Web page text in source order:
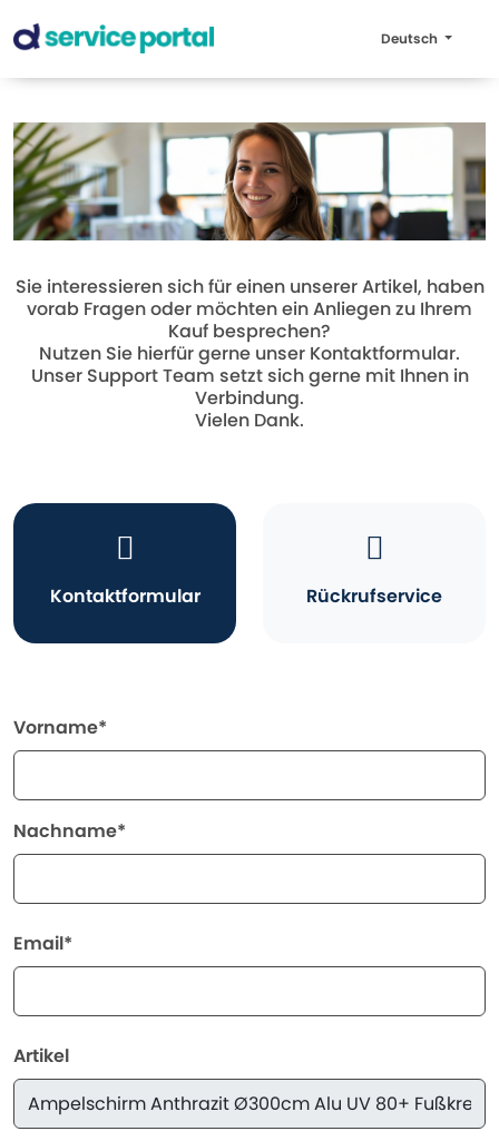
Deutsch
Sie interessieren sich für einen unserer Artikel, haben
vorab Fragen oder möchten ein Anliegen zu Ihrem
Kauf besprechen?
Nutzen Sie hierfür gerne unser Kontaktformular.
Unser Support Team setzt sich gerne mit Ihnen in
Verbindung.
Vielen Dank.
Kontaktformular Rückrufservice
Vorname*
Nachname*
Email*
Artikel